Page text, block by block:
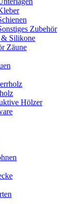
Zubehör
Silikone
Zäune
Hölzer